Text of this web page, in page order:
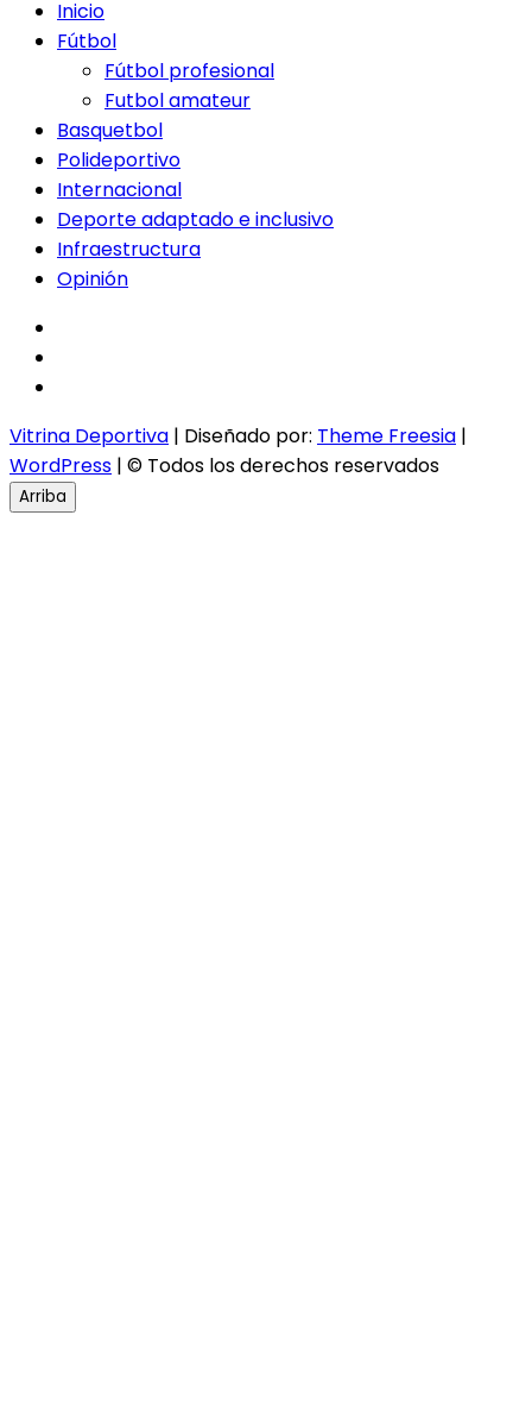
Inicio
Fútbol
Fútbol profesional
Futbol amateur
Basquetbol
Polideportivo
Internacional
Deporte adaptado e inclusivo
Infraestructura
Opinión
Vitrina Deportiva | Diseñado por: Theme Freesia |
WordPress | © Todos los derechos reservados
Arriba